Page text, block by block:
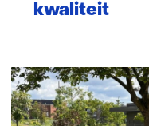
kwaliteit